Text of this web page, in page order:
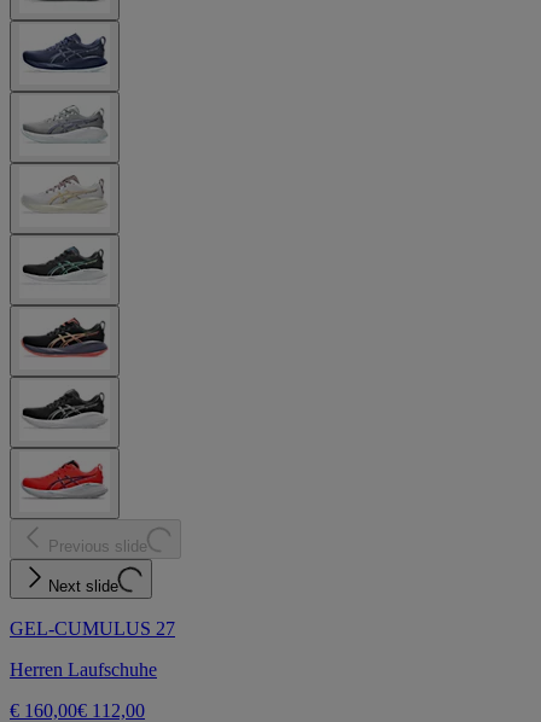
Previous slide
Next slide
GEL-CUMULUS 27
Herren Laufschuhe
€ 160,00€ 112,00